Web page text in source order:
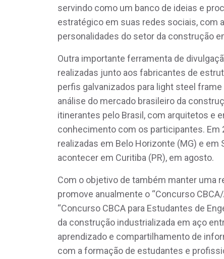
servindo como um banco de ideias e
estratégico em suas redes sociais, com
personalidades do setor da construção
Outra importante ferramenta de
realizadas junto aos fabricantes de
perfis galvanizados para light steel
análise do mercado brasileiro da
itinerantes pelo Brasil, com arquitetos e
conhecimento com os participantes. Em
realizadas em Belo Horizonte (MG) e em
acontecer em Curitiba (PR), em agosto.
Com o objetivo de também manter uma
promove anualmente o “Concurso
“Concurso CBCA para Estudantes de
da construção industrializada em aço
aprendizado e compartilhamento de
com a formação de estudantes e